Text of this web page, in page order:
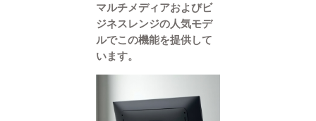
マルチメディアおよびビ
ジネスレンジの人気モデ
ルでこの機能を提供して
います。